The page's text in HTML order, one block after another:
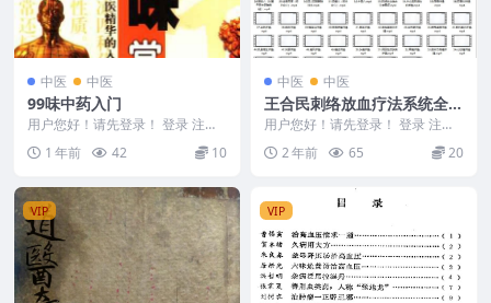
中医 中医
99味中药入门
用户您好！请先登录！ 登录 注册
1 年前 42 10
中医 中医
王合民刺络放血疗法系统全套
教学班61
用户您好！请先登录！ 登录 注册
王合民刺络放血疗法系统全套教学
班 240823...
2 年前 65 20
VIP VIP